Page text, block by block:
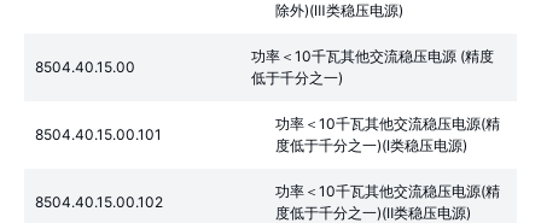
除外)(Ⅲ类稳压电源)
8504.40.15.00
功率＜10千瓦其他交流稳压电源 (精度
低于千分之一)
8504.40.15.00.101
功率＜10千瓦其他交流稳压电源(精
度低于千分之一)(Ⅰ类稳压电源)
8504.40.15.00.102
功率＜10千瓦其他交流稳压电源(精
度低于千分之一)(Ⅱ类稳压电源)